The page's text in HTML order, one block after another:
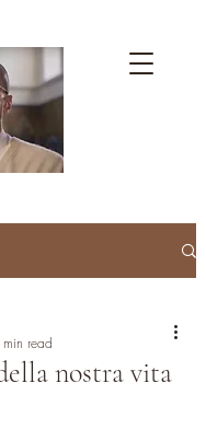
nostra vita
read